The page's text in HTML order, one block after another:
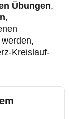
Übungen,
,
Kreislauf-